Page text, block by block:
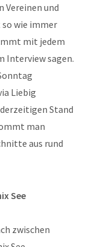
und
wie immer
mit jedem
Interview sagen.
Liebig
Stand
man
aus rund
See
zwischen